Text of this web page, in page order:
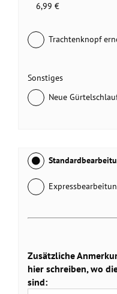
6,99 €
Trachtenknopf
Sonstiges
Neue
Zusätzliche
hier schreiben, wo
sind: